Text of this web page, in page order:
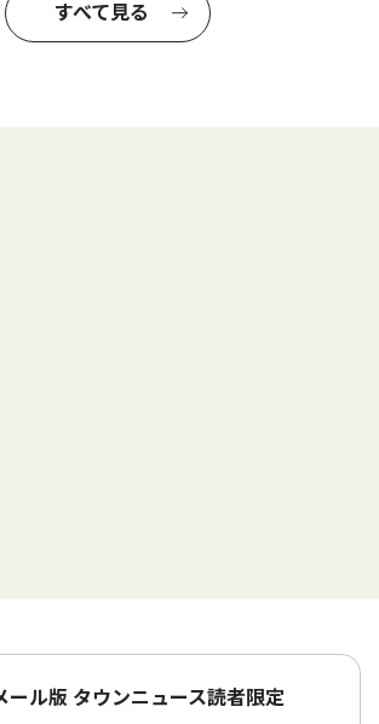
すべて見る
ール版 タウンニュース読者限定